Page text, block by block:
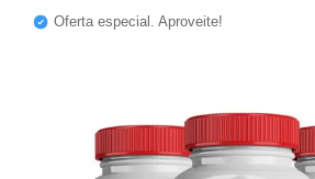
Oferta especial. Aproveite!